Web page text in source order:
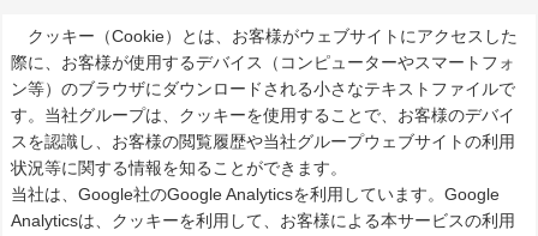
クッキー（Cookie）とは、お客様がウェブサイトにアクセスした
際に、お客様が使用するデバイス（コンピューターやスマートフォ
ン等）のブラウザにダウンロードされる小さなテキストファイルで
す。当社グループは、クッキーを使用することで、お客様のデバイ
スを認識し、お客様の閲覧履歴や当社グループウェブサイトの利用
状況等に関する情報を知ることができます。
当社は、Google社のGoogle Analyticsを利用しています。Google
Analyticsは、クッキーを利用して、お客様による本サービスの利用